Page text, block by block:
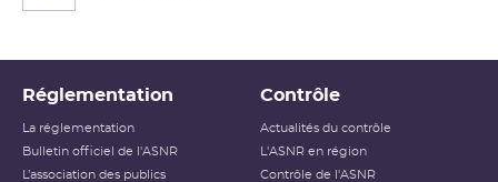
Réglementation
La réglementation
Bulletin officiel de l'ASNR
L’association des publics
Contrôle
Actualités du contrôle
L'ASNR en région
Contrôle de l'ASNR